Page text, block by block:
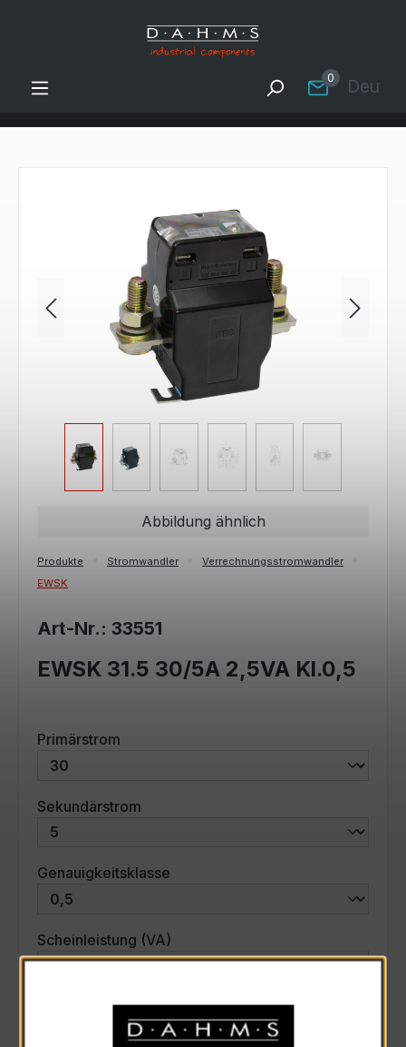
Zum Hauptinhalt springen
0
Bildergalerie überspringen
Abbildung ähnlich
Produkte Stromwandler
Verrechnungsstromwandler
EWSK
Art-Nr.: 33551
EWSK 31.5 30/5A 2,5VA Kl.0,5
Primärstrom
Sekundärstrom
Genauigkeitsklasse
Scheinleistung (VA)